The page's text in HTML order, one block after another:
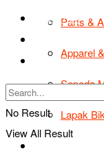
Parts &
Apparel
Sepeda
Lapak
TIPS & TRIK
Tentang Kami
No Result
View All Result